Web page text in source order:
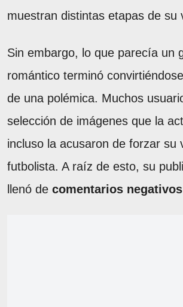
muestran distintas etapas de su
Sin embargo, lo que parecía un
romántico terminó
de una polémica. Muchos
selección de imágenes que la
incluso la acusaron de forzar su
futbolista. A raíz de esto, su
llenó de comentarios